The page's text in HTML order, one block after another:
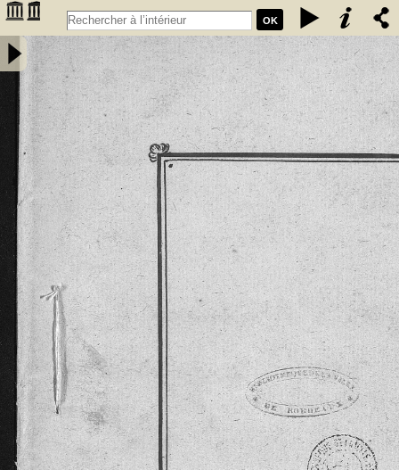
OK
Extrait des coutumes données aux habitants de la chastellenie de
Fumel par les seigneurs de Fumel. Les coustumes, en langage
gascon sont de l'an 1265 et l'Extrait de l'an 1297 -